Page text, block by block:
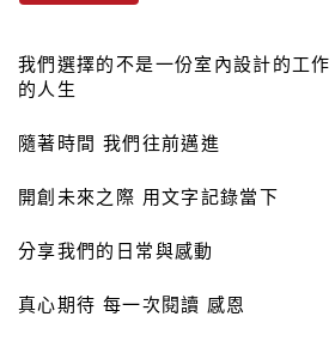
我們選擇的不是一份室內設計的工
的人生
隨著時間 我們往前邁進
開創未來之際 用文字記錄當下
分享我們的日常與感動
真心期待 每一次閱讀 感恩